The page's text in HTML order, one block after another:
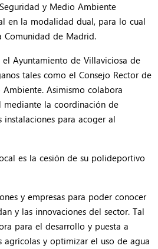
y Medio Ambiente
en la modalidad dual, para lo cual
Comunidad de Madrid.
Ayuntamiento de Villaviciosa de
tales como el Consejo Rector de
Asimismo colabora
mediante la coordinación de
para acoger al
es la cesión de su polideportivo
y empresas para poder conocer
y las innovaciones del sector. Tal
para el desarrollo y puesta a
agrícolas y optimizar el uso de agua